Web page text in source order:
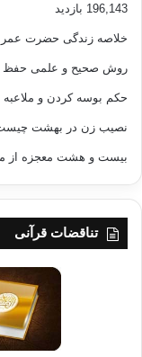
196,143 بازدید
خلاصه زندگی حضرت عمر
روش صحیح و علمی حفظ
حکم بوسه کردن و ملاعبه
نصیب زن در بهشت
بیست و هشت معجزه از
تناقضات قرآنی